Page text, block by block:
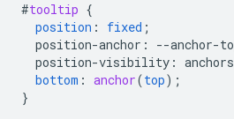
#tooltip {
position : fixed ;
position-anchor : --anchor-
position-visibility :
bottom : anchor(top);
}